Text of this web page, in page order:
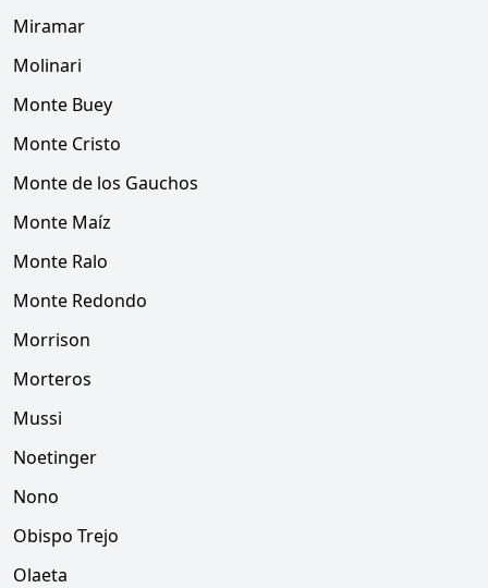
Miramar
Molinari
Monte Buey
Monte Cristo
Monte de los Gauchos
Monte Maíz
Monte Ralo
Monte Redondo
Morrison
Morteros
Mussi
Noetinger
Nono
Obispo Trejo
Olaeta